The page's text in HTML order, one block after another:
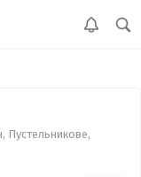
Пустельникове,